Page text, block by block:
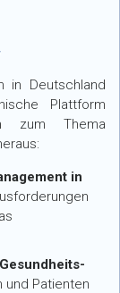
in Deutschland
Plattform
zum Thema
in
und Patienten